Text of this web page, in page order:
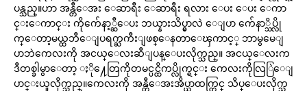
ပန္သည္။ဟာ အန္တီေအး ေဆာရီး ေဆာရီး ရလား ေပး ေပး ေကာ
င္းေကာင္း ကိုက်ေနာ့္ဆီေပး ဘယ္နားသိပ္မွာလဲ ေျပာ က်ေနာ္သိပ္လို
က္ေတာ့မယ္ထဘီေျပရက္ႀကီးျဖစ္ေနတာေၾကာင့္ ဘာမွမေျ
ပာဘဲကေလးကို အငယ္ေလးဆီျပန္ေပးလိုက္သည္။ အငယ္ေလးက
ဒီတစ္ခါမွာေတာ့ ႏို႔ေတြကိုတမင္ပင္ထိကပ္လိုက္ရင္း ကေလးကိုလြြဲေျ
ပာင္းယူလိုက္သည္။ကေလးကို အန္တီေအးအိပ္ယာထက္တြင္ သိပ္ေပးလိုက္သ